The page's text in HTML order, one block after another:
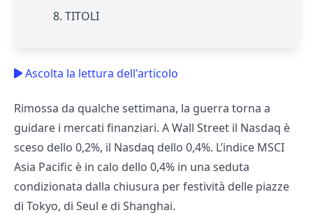
8. TITOLI
Ascolta la lettura dell'articolo
Rimossa da qualche settimana, la guerra torna a
guidare i mercati finanziari. A Wall Street il Nasdaq è
sceso dello 0,2%, il Nasdaq dello 0,4%. L’indice MSCI
Asia Pacific è in calo dello 0,4% in una seduta
condizionata dalla chiusura per festività delle piazze
di Tokyo, di Seul e di Shanghai.